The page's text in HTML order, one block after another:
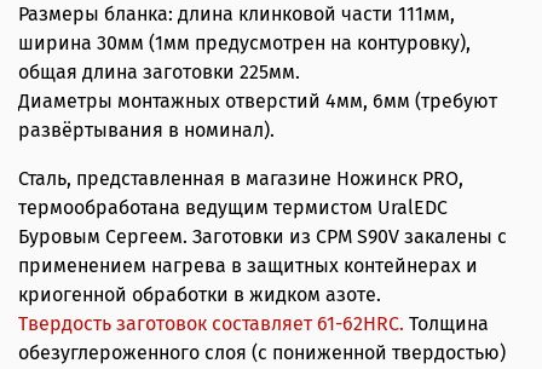
Размеры бланка: длина клинковой части 111мм,
ширина 30мм (1мм предусмотрен на контуровку),
общая длина заготовки 225мм.
Диаметры монтажных отверстий 4мм, 6мм (требуют
развёртывания в номинал).
Сталь, представленная в магазине Ножинск PRO,
термообработана ведущим термистом UralEDC
Буровым Сергеем. Заготовки из CPM S90V закалены с
применением нагрева в защитных контейнерах и
криогенной обработки в жидком азоте.
Твердость заготовок составляет 61-62HRС. Толщина
обезуглероженного слоя (с пониженной твердостью)